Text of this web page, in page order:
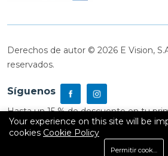
Derechos de autor © 2026 E Vision,
reservados.
Síguenos
Hasta un 15 % de descuento en tu
Carrito
Your experience on this site will be
cookies Cookie Policy
Permitir cookies